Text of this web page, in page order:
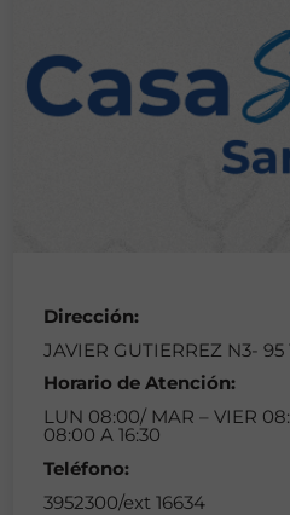
Dirección:
JAVIER GUTIERREZ N3-
Horario de Atención:
LUN 08:00/ MAR – VIER
08:00 A 16:30
Teléfono:
3952300/ext 16634